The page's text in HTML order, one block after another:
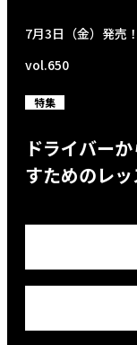
7月3日（金）発売！
vol.650
特集
ドライバー
すためのレッ